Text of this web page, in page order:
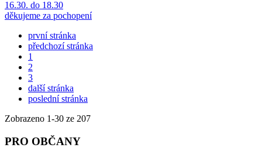
16.30. do 18.30
děkujeme za pochopení
první stránka
předchozí stránka
1
2
3
další stránka
poslední stránka
Zobrazeno 1-30 ze 207
PRO OBČANY